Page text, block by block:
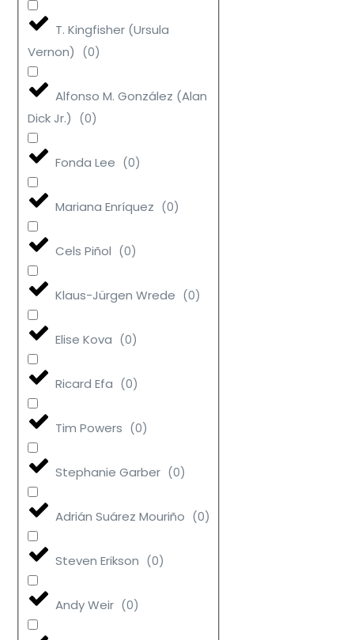
T. Kingfisher (Ursula
Vernon) (0)
Alfonso M. González (Alan
Dick Jr.) (0)
Fonda Lee (0)
Mariana Enríquez (0)
Cels Piñol (0)
Klaus-Jürgen Wrede (0)
Elise Kova (0)
Ricard Efa (0)
Tim Powers (0)
Stephanie Garber (0)
Adrián Suárez Mouriño (0)
Steven Erikson (0)
Andy Weir (0)